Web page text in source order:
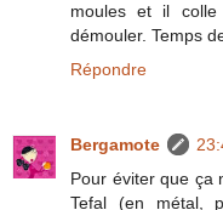
moules et il
démouler. Temps
Répondre
Bergamote
Pour éviter que ça
Tefal (en métal,